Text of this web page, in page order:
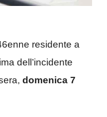
residente a
dell’incidente
domenica 7